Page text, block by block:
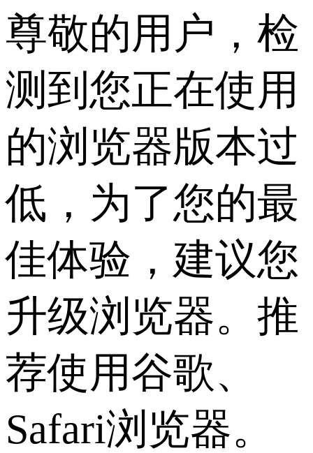
尊敬的用户，检
测到您正在使用
的浏览器版本过
低，为了您的最
佳体验，建议您
升级浏览器。推
荐使用谷歌、
Safari浏览器。